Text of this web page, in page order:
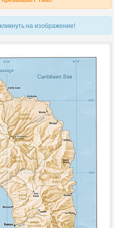
на изображение!